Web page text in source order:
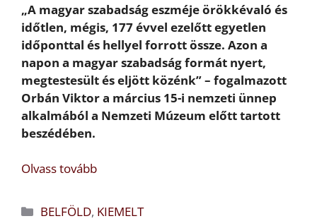
„A magyar szabadság eszméje örökkévaló és
időtlen, mégis, 177 évvel ezelőtt egyetlen
időponttal és hellyel forrott össze. Azon a
napon a magyar szabadság formát nyert,
megtestesült és eljött közénk” – fogalmazott
Orbán Viktor a március 15-i nemzeti ünnep
alkalmából a Nemzeti Múzeum előtt tartott
beszédében.
Olvass tovább
Kategória
BELFÖLD, KIEMELT